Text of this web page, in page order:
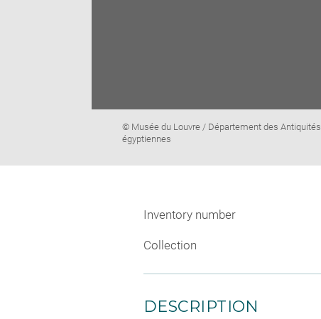
Image
caption:
© Musée du Louvre / Département des Antiquités
égyptiennes
Inventory number
Collection
DESCRIPTION